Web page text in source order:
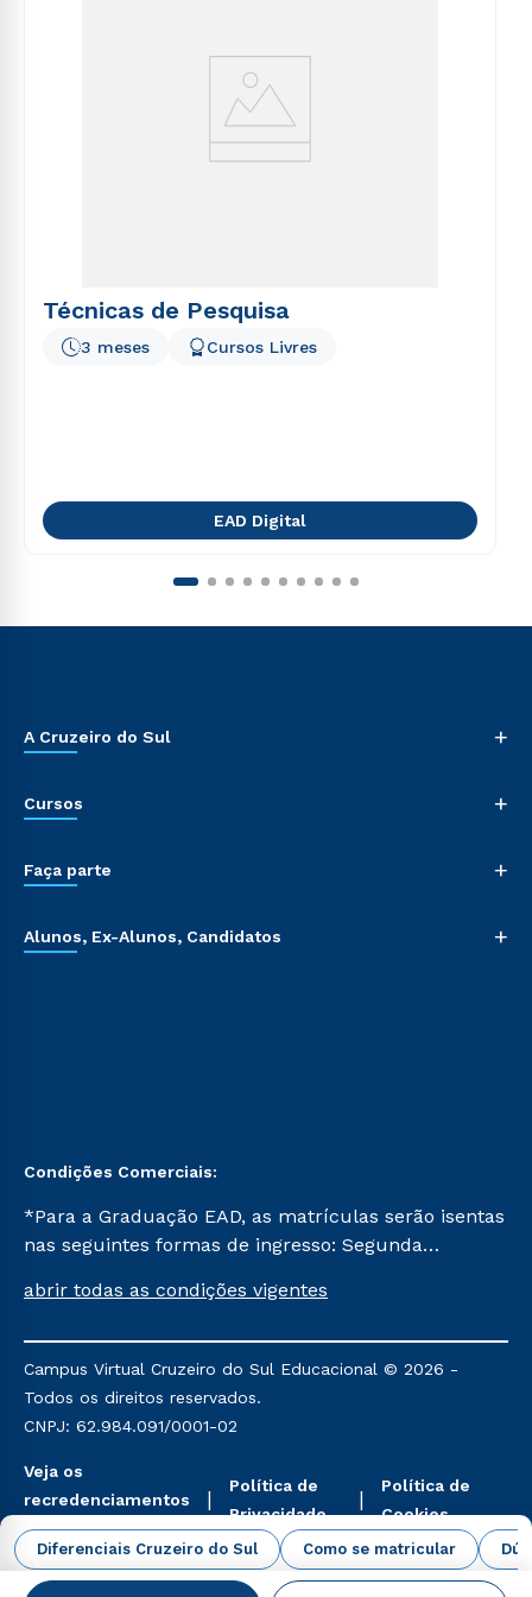
Diferenciais Cruzeiro do Sul Como se matricular
Técnicas de Pesquisa
3 meses Cursos Livres
EAD Digital
A Cruzeiro do Sul +
Cursos +
Faça parte +
Alunos, Ex-Alunos, Candidatos +
Condições Comerciais:
*Para a Graduação EAD, as matrículas serão isentas
nas seguintes formas de ingresso: Segunda
Já para as demais, a taxa de matrícula será de R$
mencionadas são referentes aos cursos: Ensino
Religioso, Geografia para a Docência e Metodologia
do Ensino de História: Questões Atuais.
abrir todas as condições vigentes
Campus Virtual Cruzeiro do Sul Educacional © 2026 -
Todos os direitos reservados.
CNPJ: 62.984.091/0001-02
Veja os
recredenciamentos
aqui
Política de
Privacidade
Política de
Cookies